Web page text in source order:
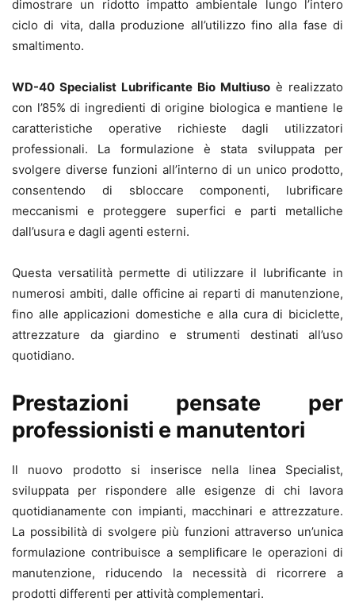
dimostrare un ridotto impatto ambientale lungo l’intero
ciclo di vita, dalla produzione all’utilizzo fino alla fase di
smaltimento.
WD-40 Specialist Lubrificante Bio Multiuso è realizzato
con l’85% di ingredienti di origine biologica e mantiene le
caratteristiche operative richieste dagli utilizzatori
professionali. La formulazione è stata sviluppata per
svolgere diverse funzioni all’interno di un unico prodotto,
consentendo di sbloccare componenti, lubrificare
meccanismi e proteggere superfici e parti metalliche
dall’usura e dagli agenti esterni.
Questa versatilità permette di utilizzare il lubrificante in
numerosi ambiti, dalle officine ai reparti di manutenzione,
fino alle applicazioni domestiche e alla cura di biciclette,
attrezzature da giardino e strumenti destinati all’uso
quotidiano.
Prestazioni pensate per
professionisti e manutentori
Il nuovo prodotto si inserisce nella linea Specialist,
sviluppata per rispondere alle esigenze di chi lavora
quotidianamente con impianti, macchinari e attrezzature.
La possibilità di svolgere più funzioni attraverso un’unica
formulazione contribuisce a semplificare le operazioni di
manutenzione, riducendo la necessità di ricorrere a
prodotti differenti per attività complementari.